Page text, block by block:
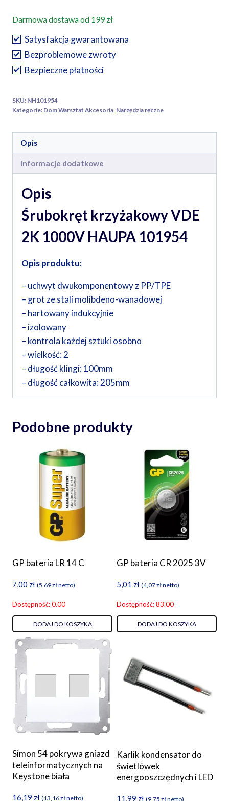
krzyżakowy
VDE
2K
Pz2
100
Darmowa dostawa od 199 zł
Satysfakcja gwarantowana
Bezproblemowe zwroty
Bezpieczne płatności
SKU: NH101954
Kategorie: Dom Warsztat Akcesoria Narzędzia ręczne
Opis
Informacje dodatkowe
Opis
Śrubokręt krzyżakowy VDE
2K 1000V HAUPA 101954
Opis produktu:
– uchwyt dwukomponentowy z PP/TPE
– grot ze stali molibdeno-wanadowej
– hartowany indukcyjnie
– izolowany
– kontrola każdej sztuki osobno
– wielkość: 2
– długość klingi: 100mm
– długość całkowita: 205mm
Podobne produkty
GP bateria LR 14 C
7,00 zł (5,69złnetto)
Dostępność: 0.00
DODAJ DO KOSZYKA
GP bateria CR 2025 3V
5,01 zł (4,07złnetto)
Dostępność: 83.00
DODAJ DO KOSZYKA
Simon 54 pokrywa gniazd
teleinformatycznych na
Keystone biała
16,19 zł (13,16złnetto)
Karlik kondensator do
świetlówek
energooszczędnych i LED
11,99 zł (9,75 złnetto)